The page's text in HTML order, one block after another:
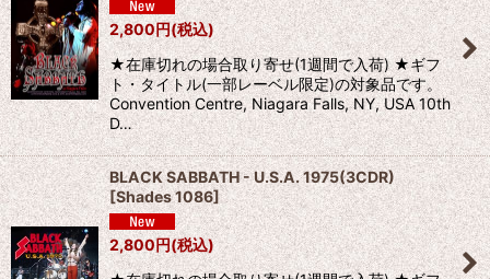
2,800円(税込)
★在庫切れの場合取り寄せ(1週間で入荷) ★ギフ
ト・タイトル(一部レーベル限定)の対象品です。
Convention Centre, Niagara Falls, NY, USA 10th
D…
BLACK SABBATH - U.S.A. 1975(3CDR)
[Shades 1086]
2,800円(税込)